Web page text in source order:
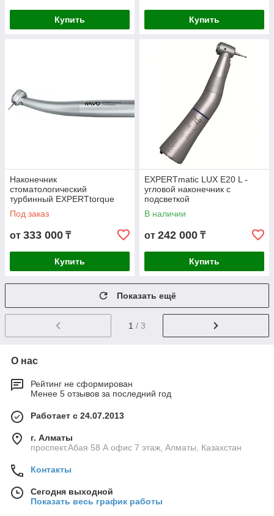
Купить Купить
Наконечник
стоматологический
турбинный EXPERTtorque
LUX E680 L
Под заказ
от 333 000 ₸
Купить
EXPERTmatic LUX E20 L -
угловой наконечник с
подсветкой
В наличии
от 242 000 ₸
Купить
Показать ещё
1 / 3
О нас
Рейтинг не сформирован
Менее 5 отзывов за последний год
Работает с 24.07.2013
г. Алматы
проспект.Абая 58 А офис 7 этаж, Алматы, Казахстан
Контакты
Сегодня выходной
Показать весь график работы